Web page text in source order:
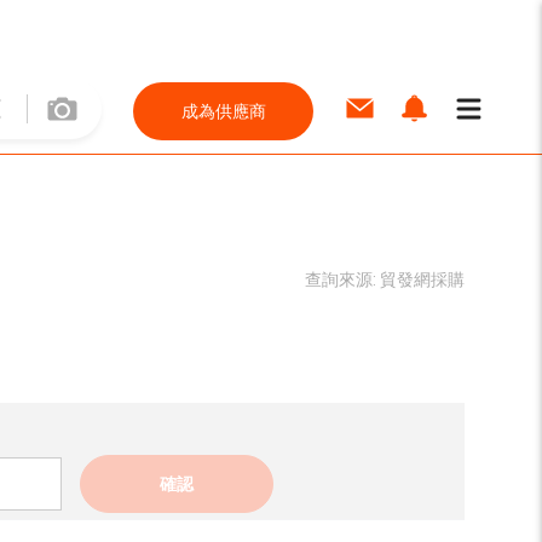
成為供應商
查詢來源: 貿發網採購
確認